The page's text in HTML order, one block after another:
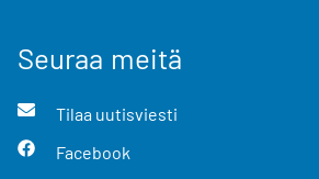
Seuraa meitä
Tilaa uutisviesti
Facebook